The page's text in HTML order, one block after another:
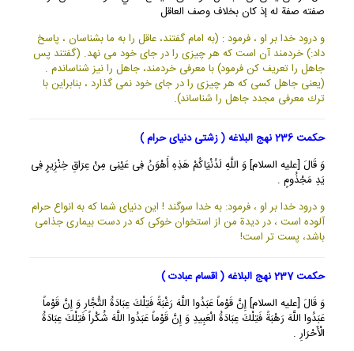
صفته صفة له إذ كان بخلاف وصف العاقل
و درود خدا بر او ، فرمود : (به امام گفتند، عاقل را به ما بشناسان ، پاسخ
داد:) خردمند آن است كه هر چيزى را در جاى خود مى نهد. (گفتند پس
جاهل را تعريف كن فرمود) با معرفى خردمند، جاهل را نيز شناساندم .
(يعنى جاهل كسى كه هر چيزى را در جاى خود نمى گذارد ، بنابراين با
ترك معرفى مجدد جاهل را شناساند).
حکمت 236 نهج البلاغه ( زشتی دنیای حرام )
وَ قَالَ [عليه السلام] وَ اللَّهِ لَدُنْيَاكُمْ هَذِهِ أَهْوَنُ فِى عَيْنِى مِنْ عِرَاقِ خِنْزِيرٍ فِى
يَدِ مَجْذُومٍ .
و درود خدا بر او ، فرمود: به خدا سوگند ! اين دنياى شما كه به انواع حرام
آلوده است ، در ديدة من از استخوان خوكى كه در دست بيمارى جذامى
باشد، پست تر است!
حکمت 237 نهج البلاغه ( اقسام عبادت )
وَ قَالَ [عليه السلام] إِنَّ قَوْماً عَبَدُوا اللَّهَ رَغْبَةً فَتِلْكَ عِبَادَةُ التُّجَّارِ وَ إِنَّ قَوْماً
عَبَدُوا اللَّهَ رَهْبَةً فَتِلْكَ عِبَادَةُ الْعَبِيدِ وَ إِنَّ قَوْماً عَبَدُوا اللَّهَ شُكْراً فَتِلْكَ عِبَادَةُ
الْأَحْرَارِ .